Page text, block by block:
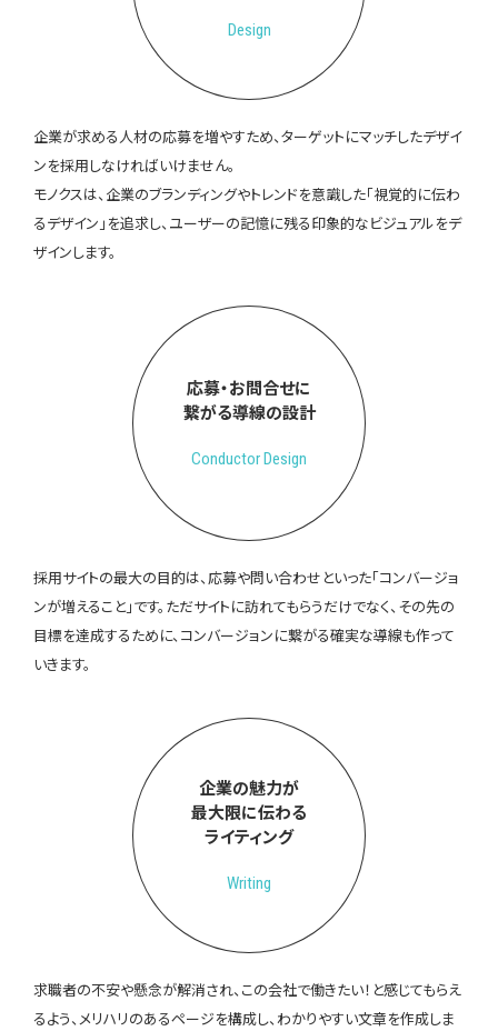
Design
企業が求める人材の応募を増やすため、ターゲットにマッチしたデザイ
ンを採用しなければいけません。
モノクスは、企業のブランディングやトレンドを意識した「視覚的に伝わ
るデザイン」を追求し、ユーザーの記憶に残る印象的なビジュアルをデ
ザインします。
応募・お問合せに
繋がる導線の設計
Conductor Design
採用サイトの最大の目的は、応募や問い合わせといった「コンバージョ
ンが増えること」です。ただサイトに訪れてもらうだけでなく、その先の
目標を達成するために、コンバージョンに繋がる確実な導線も作って
いきます。
企業の魅力が
最大限に伝わる
ライティング
Writing
求職者の不安や懸念が解消され、この会社で働きたい！と感じてもらえ
るよう、メリハリのあるページを構成し、わかりやすい文章を作成しま